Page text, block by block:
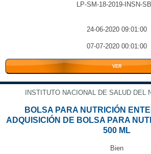
LP-SM-18-2019-INSN-
24-06-2020 09:01:00
07-07-2020 00:01:00
VER
INSTITUTO NACIONAL DE SALUD DEL
BOLSA PARA NUTRICIÓN
ADQUISICIÓN DE BOLSA PARA
500 ML
Bien